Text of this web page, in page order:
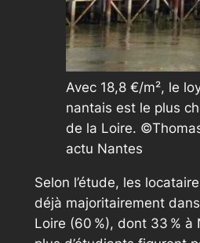
Avec 18,8 €/m², le
nantais est le plus
de la Loire.
actu Nantes
Selon l’étude, les
déjà majoritairement
Loire (60 %), dont 33 % à